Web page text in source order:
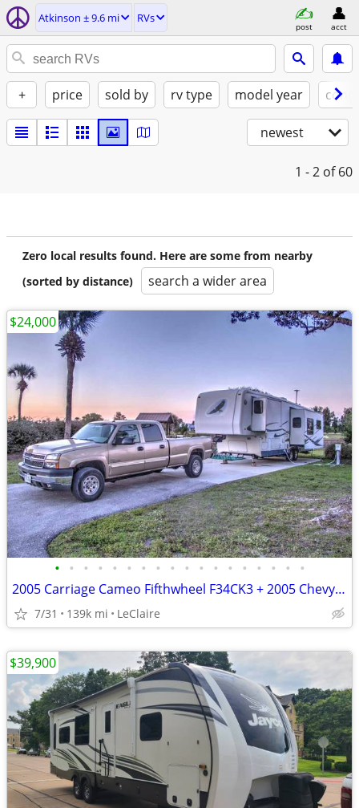
Atkinson ± 9.6 mi RVs
post acct
+ price sold by rv type model year
newest
1 - 2 of 60
Zero local results found. Here are some from nearby
(sorted by distance)
search a wider area
• • • • • • • • • • • • • • • • • •
2005 Carriage Cameo Fifthwheel F34CK3 + 2005 Chevy 2500HD Duramax
7/31 139k mi LeClaire
$24,000
$39,900